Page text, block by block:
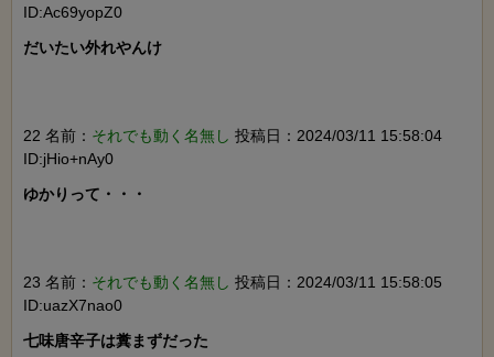
ID:Ac69yopZ0
だいたい外れやんけ
22 名前： それでも動く名無し 投稿日：2024/03/11 15:58:04
ID:jHio+nAy0
ゆかりって・・・
23 名前： それでも動く名無し 投稿日：2024/03/11 15:58:05
ID:uazX7nao0
七味唐辛子は糞まずだった